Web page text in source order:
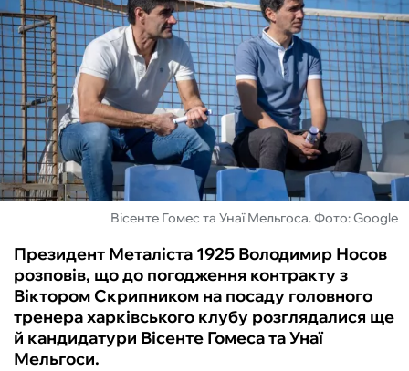
ЧС-2026
ФУТЗАЛ
ІНШІ
БУКМЕКЕРИ
Вісенте Гомес та Унаї Мельгоса. Фото: Google
Президент Металіста 1925 Володимир Носов
розповів, що до погодження контракту з
Віктором Скрипником на посаду головного
тренера харківського клубу розглядалися ще
й кандидатури Вісенте Гомеса та Унаї
Мельгоси.